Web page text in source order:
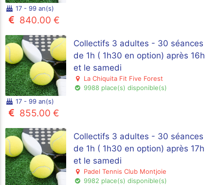
17 - 99 an(s)
840.00 €
Collectifs 3 adultes - 30 séances
de 1h ( 1h30 en option) après 16h
et le samedi
La Chiquita Fit Five Forest
9988 place(s) disponible(s)
17 - 99 an(s)
855.00 €
Collectifs 3 adultes - 30 séances
de 1h ( 1h30 en option) après 17h
et le samedi
Padel Tennis Club Montjoie
9982 place(s) disponible(s)